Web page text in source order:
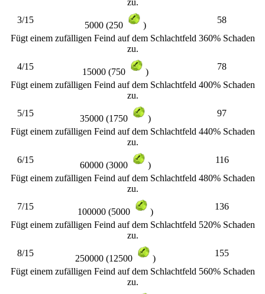
zu.
3/15
5000 (250 )
58
Fügt einem zufälligen Feind auf dem Schlachtfeld 360% Schaden
zu.
4/15
15000 (750 )
78
Fügt einem zufälligen Feind auf dem Schlachtfeld 400% Schaden
zu.
5/15
35000 (1750 )
97
Fügt einem zufälligen Feind auf dem Schlachtfeld 440% Schaden
zu.
6/15
60000 (3000 )
116
Fügt einem zufälligen Feind auf dem Schlachtfeld 480% Schaden
zu.
7/15
100000 (5000 )
136
Fügt einem zufälligen Feind auf dem Schlachtfeld 520% Schaden
zu.
8/15
250000 (12500 )
155
Fügt einem zufälligen Feind auf dem Schlachtfeld 560% Schaden
zu.